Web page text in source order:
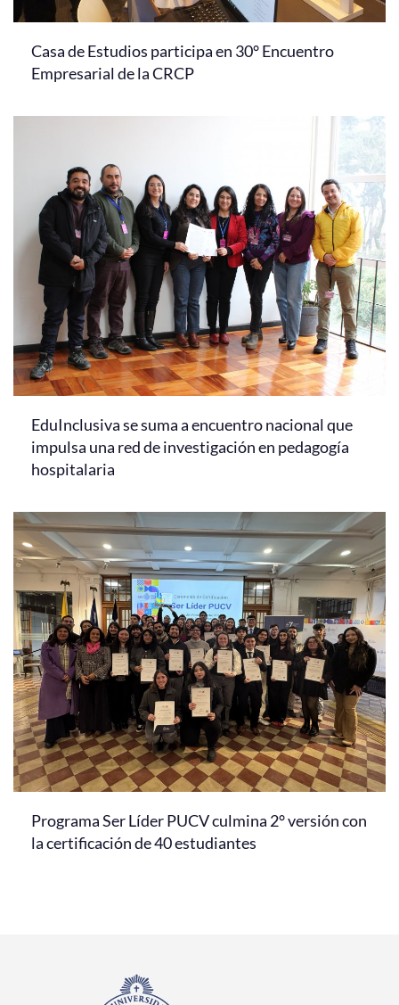
Casa de Estudios participa en 30° Encuentro
Empresarial de la CRCP
EduInclusiva se suma a encuentro nacional que
impulsa una red de investigación en pedagogía
hospitalaria
Programa Ser Líder PUCV culmina 2° versión con
la certificación de 40 estudiantes